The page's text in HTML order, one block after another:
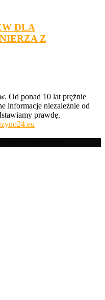
DLA
Z
Od ponad 10 lat prężnie
informacje niezależnie od
prawdę.